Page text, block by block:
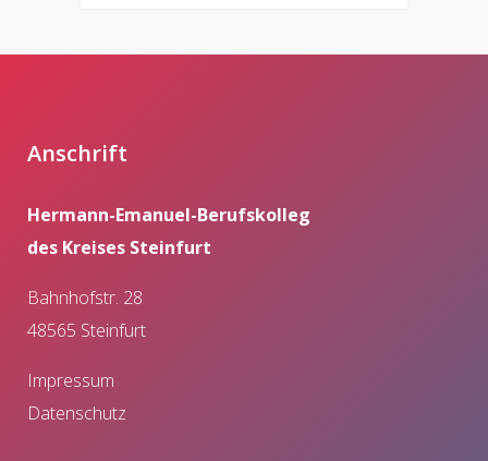
Anschrift
Hermann-Emanuel-Berufskolleg
des Kreises Steinfurt
Bahnhofstr. 28
48565 Steinfurt
Impressum
Datenschutz